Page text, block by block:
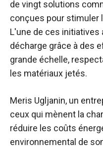
de vingt solutions
conçues pour stimuler
L'une de ces initiatives
décharge grâce à des
grande échelle,
les matériaux jetés.
Meris Ugljanin, un
ceux qui mènent la
réduire les coûts
environnemental de